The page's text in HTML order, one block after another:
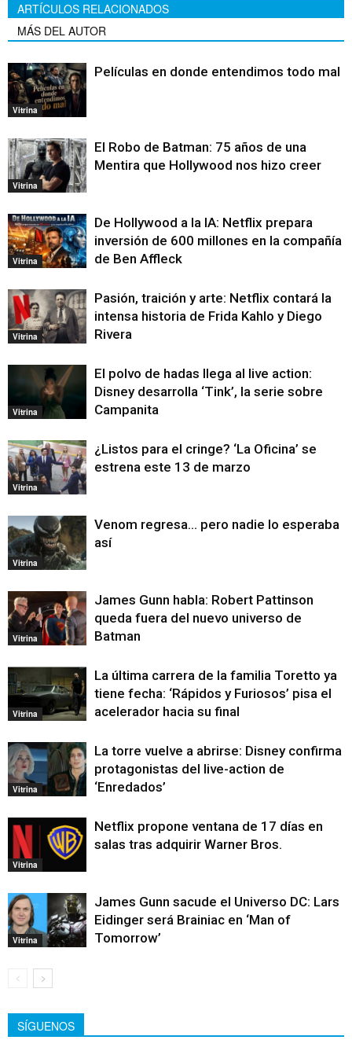
ARTÍCULOS RELACIONADOS
MÁS DEL AUTOR
Vitrina
Películas en donde entendimos todo mal
Vitrina
El Robo de Batman: 75 años de una
Mentira que Hollywood nos hizo creer
Vitrina
De Hollywood a la IA: Netflix prepara
inversión de 600 millones en la compañía
de Ben Affleck
Vitrina
Pasión, traición y arte: Netflix contará la
intensa historia de Frida Kahlo y Diego
Rivera
Vitrina
El polvo de hadas llega al live action:
Disney desarrolla ‘Tink’, la serie sobre
Campanita
Vitrina
¿Listos para el cringe? ‘La Oficina’ se
estrena este 13 de marzo
Vitrina
Venom regresa… pero nadie lo esperaba
así
Vitrina
James Gunn habla: Robert Pattinson
queda fuera del nuevo universo de
Batman
Vitrina
La última carrera de la familia Toretto ya
tiene fecha: ‘Rápidos y Furiosos’ pisa el
acelerador hacia su final
Vitrina
La torre vuelve a abrirse: Disney confirma
protagonistas del live-action de
‘Enredados’
Vitrina
Netflix propone ventana de 17 días en
salas tras adquirir Warner Bros.
Vitrina
James Gunn sacude el Universo DC: Lars
Eidinger será Brainiac en ‘Man of
Tomorrow’
SÍGUENOS